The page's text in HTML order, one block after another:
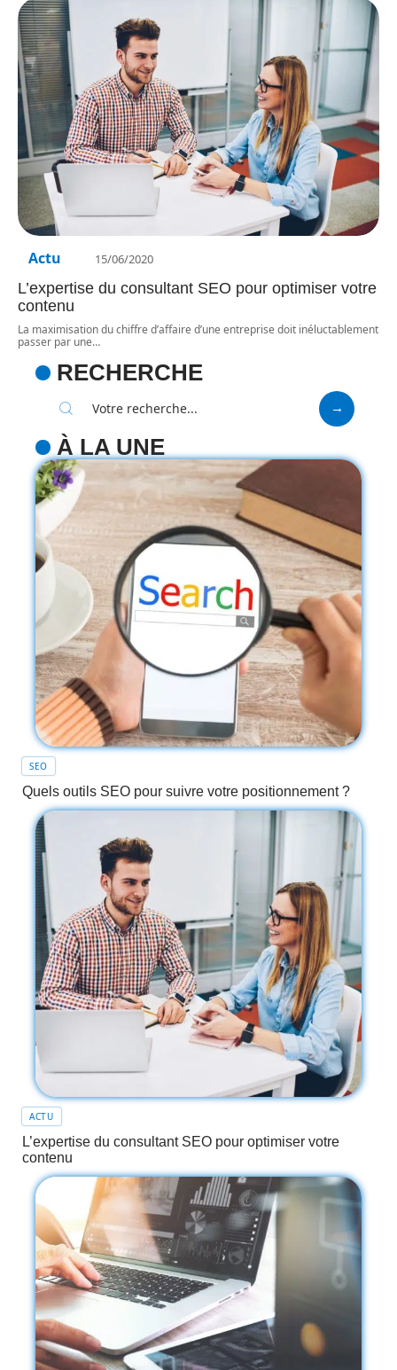
Actu 15/06/2020
L’expertise du consultant SEO pour optimiser votre
contenu
La maximisation du chiffre d’affaire d’une entreprise doit inéluctablement
passer par une…
RECHERCHE
À LA UNE
SEO
Quels outils SEO pour suivre votre positionnement ?
ACTU
L’expertise du consultant SEO pour optimiser votre
contenu